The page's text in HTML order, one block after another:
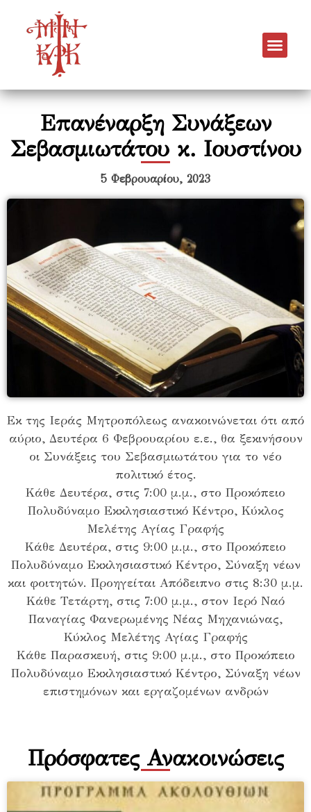
Επανέναρξη Συνάξεων
Σεβασμιωτάτου κ. Ιουστίνου
5 Φεβρουαρίου, 2023
Εκ της Ιεράς Μητροπόλεως ανακοινώνεται ότι από
αύριο, Δευτέρα 6 Φεβρουαρίου ε.ε., θα ξεκινήσουν
οι Συνάξεις του Σεβασμιωτάτου για το νέο
πολιτικό έτος.
Κάθε Δευτέρα, στις 7:00 μ.μ., στο Προκόπειο
Πολυδύναμο Εκκλησιαστικό Κέντρο, Κύκλος
Μελέτης Αγίας Γραφής
Κάθε Δευτέρα, στις 9:00 μ.μ., στο Προκόπειο
Πολυδύναμο Εκκλησιαστικό Κέντρο, Σύναξη νέων
και φοιτητών. Προηγείται Απόδειπνο στις 8:30 μ.μ.
Κάθε Τετάρτη, στις 7:00 μ.μ., στον Ιερό Ναό
Παναγίας Φανερωμένης Νέας Μηχανιώνας,
Κύκλος Μελέτης Αγίας Γραφής
Κάθε Παρασκευή, στις 9:00 μ.μ., στο Προκόπειο
Πολυδύναμο Εκκλησιαστικό Κέντρο, Σύναξη νέων
επιστημόνων και εργαζομένων ανδρών
Πρόσφατες Ανακοινώσεις